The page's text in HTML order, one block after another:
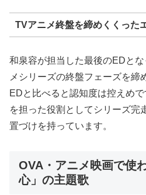
TVアニメ終盤を締めくくった
和泉容が担当した最後のEDと
メシリーズの終盤フェーズを締
EDと比べると認知度は控えめ
を担った役割としてシリーズ完
置づけを持っています。
OVA・アニメ映画で使
心」の主題歌